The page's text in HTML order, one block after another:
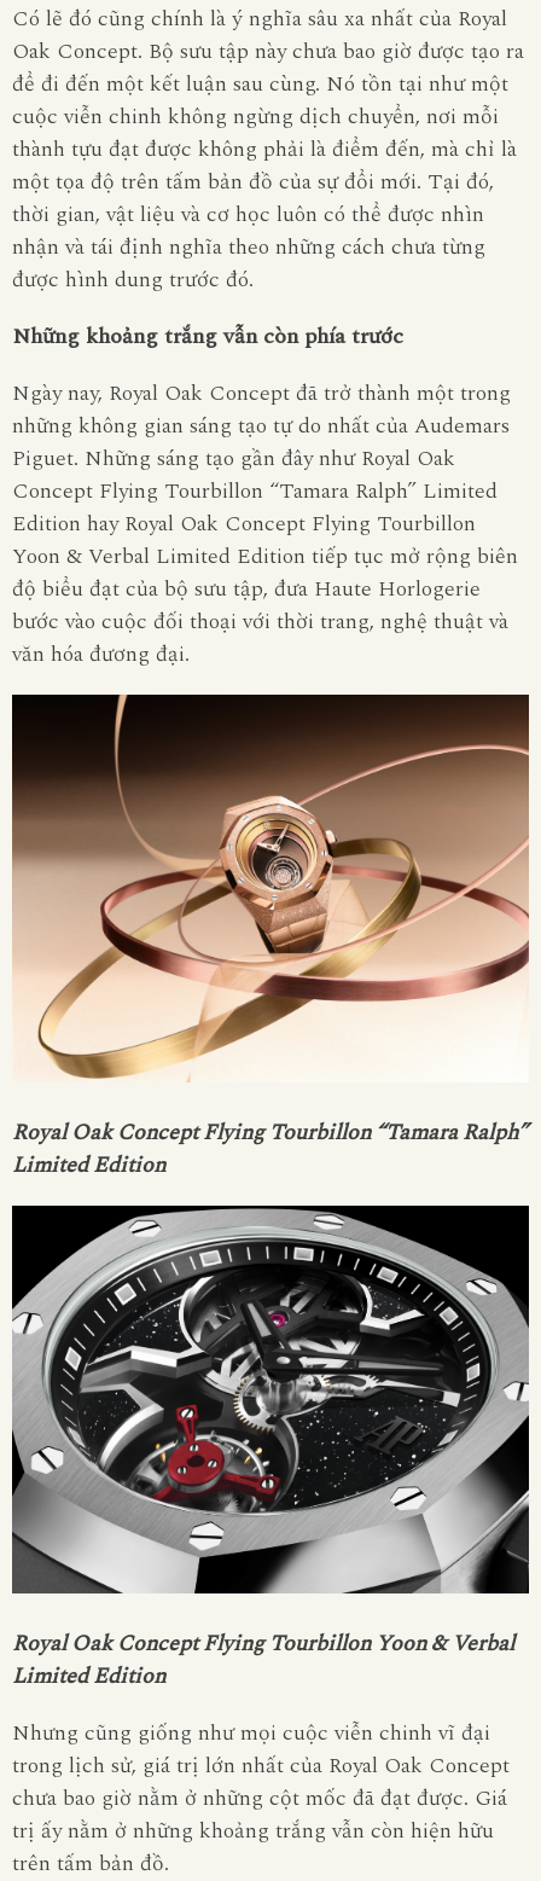
Có lẽ đó cũng chính là ý nghĩa sâu xa nhất của Royal
Oak Concept. Bộ sưu tập này chưa bao giờ được tạo ra
để đi đến một kết luận sau cùng. Nó tồn tại như một
cuộc viễn chinh không ngừng dịch chuyển, nơi mỗi
thành tựu đạt được không phải là điểm đến, mà chỉ là
một tọa độ trên tấm bản đồ của sự đổi mới. Tại đó,
thời gian, vật liệu và cơ học luôn có thể được nhìn
nhận và tái định nghĩa theo những cách chưa từng
được hình dung trước đó.
Những khoảng trắng vẫn còn phía trước
Ngày nay, Royal Oak Concept đã trở thành một trong
những không gian sáng tạo tự do nhất của Audemars
Piguet. Những sáng tạo gần đây như Royal Oak
Concept Flying Tourbillon “Tamara Ralph” Limited
Edition hay Royal Oak Concept Flying Tourbillon
Yoon & Verbal Limited Edition tiếp tục mở rộng biên
độ biểu đạt của bộ sưu tập, đưa Haute Horlogerie
bước vào cuộc đối thoại với thời trang, nghệ thuật và
văn hóa đương đại.
Royal Oak Concept Flying Tourbillon “Tamara Ralph”
Limited Edition
Royal Oak Concept Flying Tourbillon Yoon & Verbal
Limited Edition
Nhưng cũng giống như mọi cuộc viễn chinh vĩ đại
trong lịch sử, giá trị lớn nhất của Royal Oak Concept
chưa bao giờ nằm ở những cột mốc đã đạt được. Giá
trị ấy nằm ở những khoảng trắng vẫn còn hiện hữu
trên tấm bản đồ.